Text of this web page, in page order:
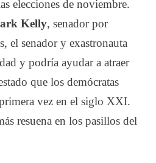
elecciones de noviembre.
Kelly, senador por
el senador y exastronauta
y podría ayudar a atraer
que los demócratas
vez en el siglo XXI.
resuena en los pasillos del